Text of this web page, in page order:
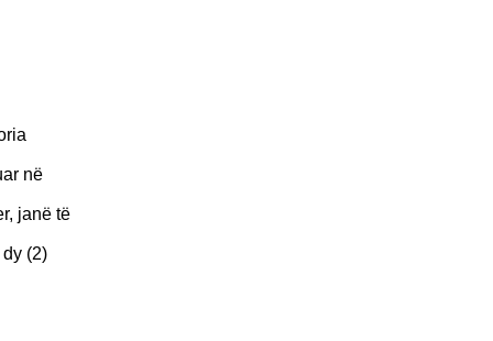
në
janë të
(2)